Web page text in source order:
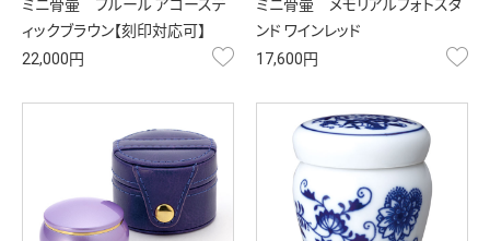
ミニ骨壷 フルール アコーステ
ィックブラウン【刻印対応可】
22,000円
お気に入り
ミニ骨壷 メモリアルフォトスタ
ンド ワインレッド
17,600円